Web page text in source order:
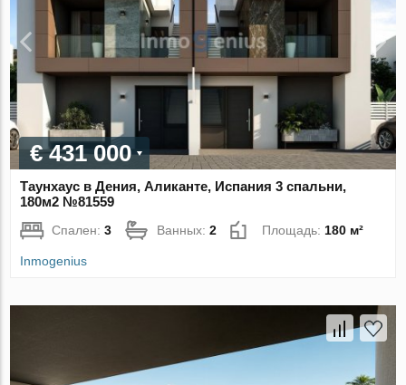
€ 431 000
Таунхаус в Дения, Аликанте, Испания 3 спальни,
180м2 №81559
Спален:3 Ванных:2 Площадь: 180 м²
Inmogenius